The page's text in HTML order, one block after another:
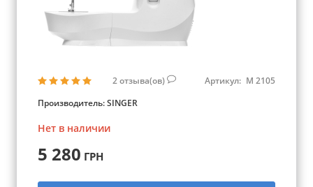
2отзыва(ов) Артикул: M 2105
Производитель:SINGER
Нет в наличии
5 280 ГРН